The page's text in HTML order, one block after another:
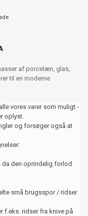
af porcelæn, glas,
til en moderne
vores varer som muligt -
oplyst.
og forsøger også at
den oprindelig forlod
små brugsspor / ridser
ridser fra knive på